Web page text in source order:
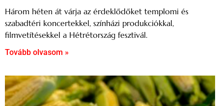
Három héten át várja az érdeklődőket templomi és
szabadtéri koncertekkel, színházi produkciókkal,
filmvetítésekkel a Hétrétország fesztivál.
Tovább olvasom »